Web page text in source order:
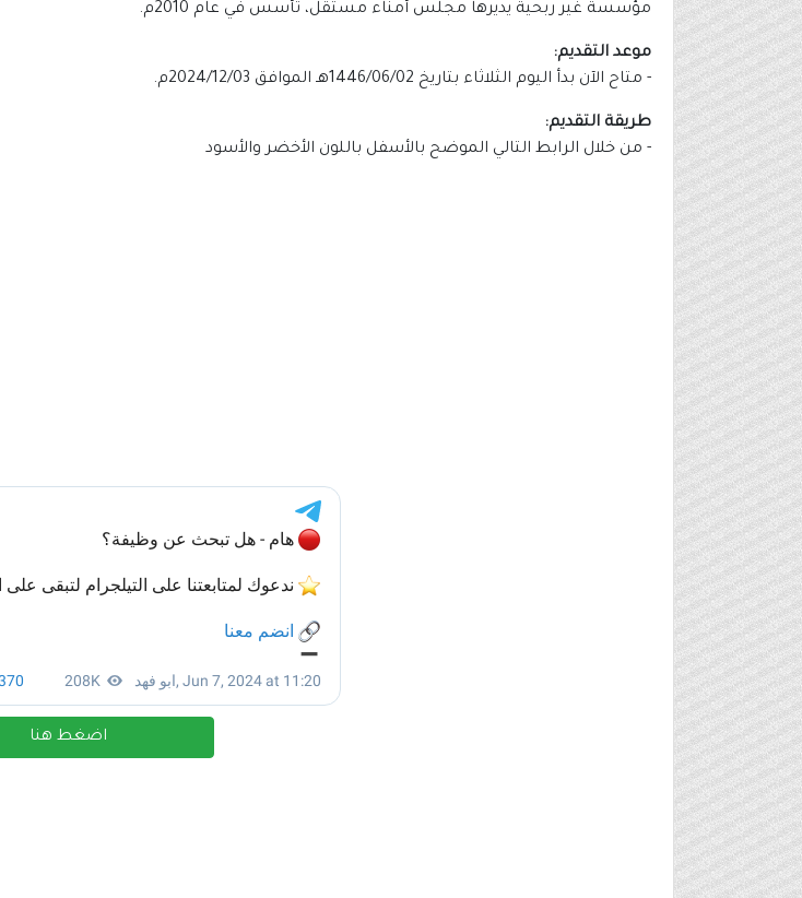
مؤسسة غير ربحية يديرها مجلس أمناء مستقل، تأسس في عام 2010م.
موعد التقديم:
- متاح الآن بدأ اليوم الثلاثاء بتاريخ 1446/06/02هـ الموافق 2024/12/03م.
طريقة التقديم:
- من خلال الرابط التالي الموضح بالأسفل باللون الأخضر والأسود
اضغط هنا